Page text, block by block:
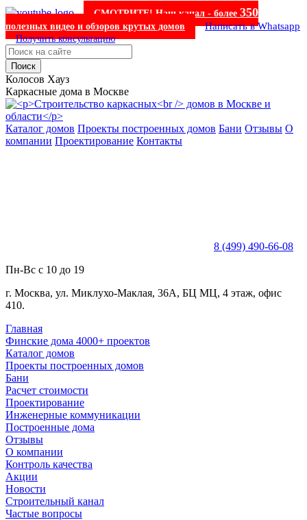
СМОТРИТЕ! Наш канал - более 350
полезных видео и обзоров крутых домов Написать в Whatsapp
Получить консультацию
Поиск
Колосов Хауз
Каркасные дома в Москве
Каталог домов Проекты построенных домов Бани Отзывы О
компании Проектирование Контакты
8 (499) 490-66-08
Пн-Вс с 10 до 19
г. Москва, ул. Миклухо-Маклая, 36А, БЦ МЦ, 4 этаж, офис
410.
Главная
Финские дома 4000+ проектов
Каталог домов
Проекты построенных домов
Бани
Расчет стоимости
Проектирование
Инженерные коммуникации
Построенные дома
Отзывы
О компании
Контроль качества
Акции
Новости
Строительный канал
Частые вопросы